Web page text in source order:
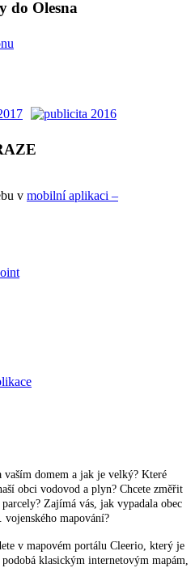
do Olesna
v mobilní aplikaci –
domem a jak je velký? Které
obci vodovod a plyn? Chcete změřit
Zajímá vás, jak vypadala obec
mapování?
v mapovém portálu Cleerio, který je
klasickým internetovým mapám,